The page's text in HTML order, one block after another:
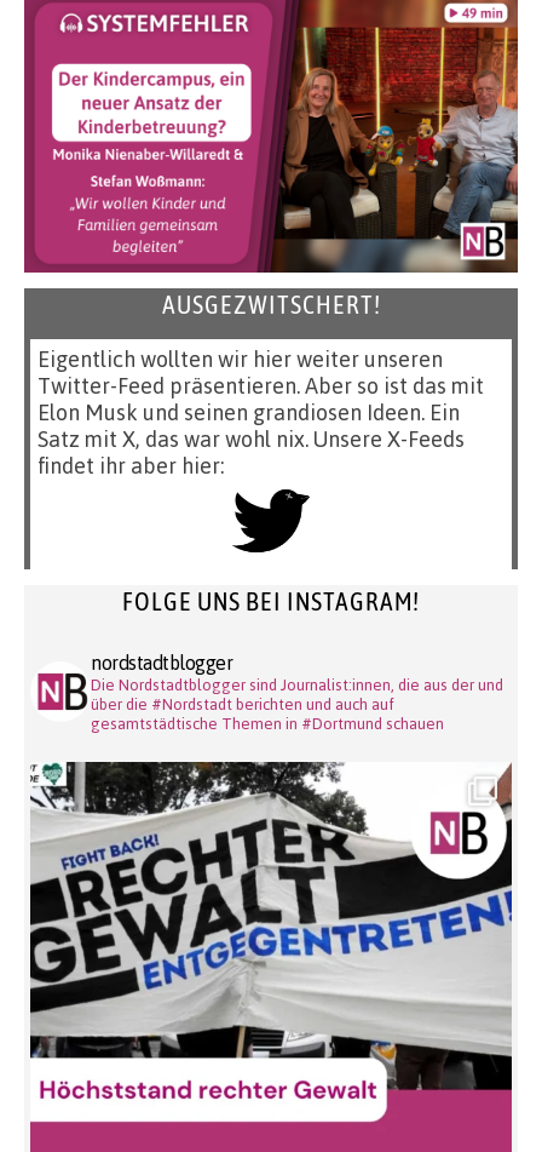
AUSGEZWITSCHERT!
Eigentlich wollten wir hier weiter unseren
Twitter-Feed präsentieren. Aber so ist das mit
Elon Musk und seinen grandiosen Ideen. Ein
Satz mit X, das war wohl nix. Unsere X-Feeds
findet ihr aber hier:
FOLGE UNS BEI INSTAGRAM!
nordstadtblogger
Die Nordstadtblogger sind Journalist:innen, die aus der und
über die #Nordstadt berichten und auch auf
gesamtstädtische Themen in #Dortmund schauen